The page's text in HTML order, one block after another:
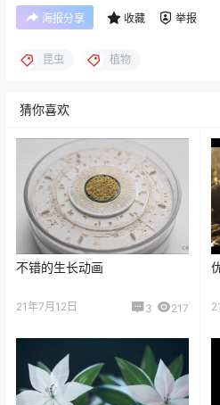
海报分享 收藏 举报
昆虫 植物
猜你喜欢
不错的生长动画
21年7月12日 3 217